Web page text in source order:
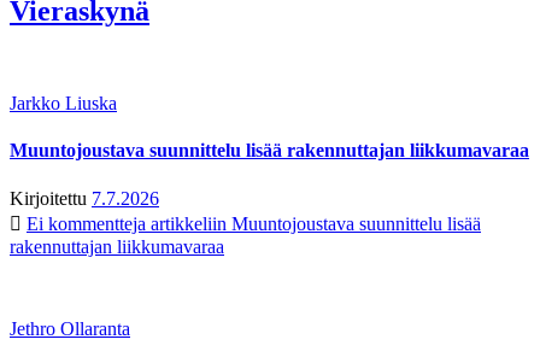
Vieraskynä
Jarkko Liuska
Muuntojoustava suunnittelu lisää rakennuttajan liikkumavaraa
Kirjoitettu 7.7.2026
Ei kommentteja artikkeliin Muuntojoustava suunnittelu lisää
rakennuttajan liikkumavaraa
Jethro Ollaranta